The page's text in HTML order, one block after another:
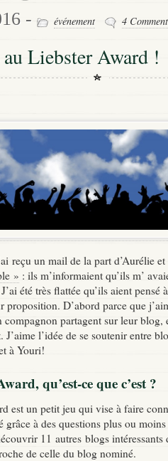
- événement 4
Liebster Award !
reçu un mail de la part d’Aurélie
» : ils m’informaient qu’ils m’
été très flattée qu’ils aient pensé
proposition. D’abord parce que
compagnon partagent sur leur blog,
J’aime l’idée de se soutenir entre
à Youri!
qu’est-ce que c’est ?
est un petit jeu qui vise à faire
grâce à des questions plus ou
11 autres blogs intéressants
de celle du blog nominé.